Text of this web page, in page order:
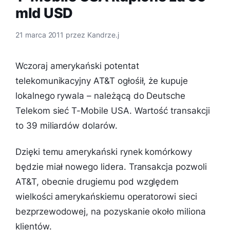
mld USD
21 marca 2011 przez Kandrze.j
Wczoraj amerykański potentat
telekomunikacyjny AT&T ogłośił, że kupuje
lokalnego rywala – należącą do Deutsche
Telekom sieć T-Mobile USA. Wartość transakcji
to 39 miliardów dolarów.
Dzięki temu amerykański rynek komórkowy
będzie miał nowego lidera. Transakcja pozwoli
AT&T, obecnie drugiemu pod względem
wielkości amerykańskiemu operatorowi sieci
bezprzewodowej, na pozyskanie około miliona
klientów.